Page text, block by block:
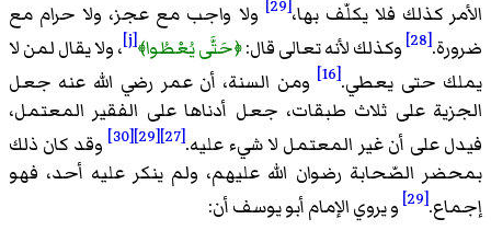
الأمر كذلك فلا يكلّف بها،[29]
ولا واجب مع عجز، ولا حرام مع
ضرورة.[28] وكذلك لأنه تعالى قال:﴿حَتَّى يُعْطُوا﴾[j] ، ولا يقال لمن لا
يملك حتى يعطي.[16]
ومن السنة، أن عمر رضي الله عنه جعل
الجزية على ثلاث طبقات، جعل أدناها على الفقير المعتمل،
فيدل على أن غير المعتمل لا شيء عليه.[27]
[29]
[30]
وقد كان ذلك
بمحضر الصّحابة رضوان الله عليهم، ولم ينكر عليه أحد، فهو
إجماع.[29]
و يروي الإمام أبو يوسف أن: